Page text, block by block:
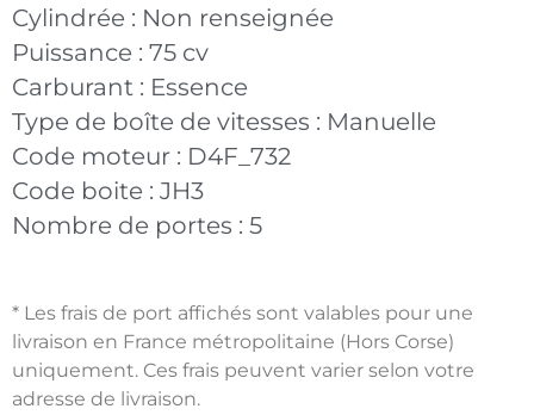
Cylindrée : Non renseignée
Puissance : 75 cv
Carburant : Essence
Type de boîte de vitesses : Manuelle
Code moteur : D4F_732
Code boite : JH3
Nombre de portes : 5
* Les frais de port affichés sont valables pour une
livraison en France métropolitaine (Hors Corse)
uniquement. Ces frais peuvent varier selon votre
adresse de livraison.